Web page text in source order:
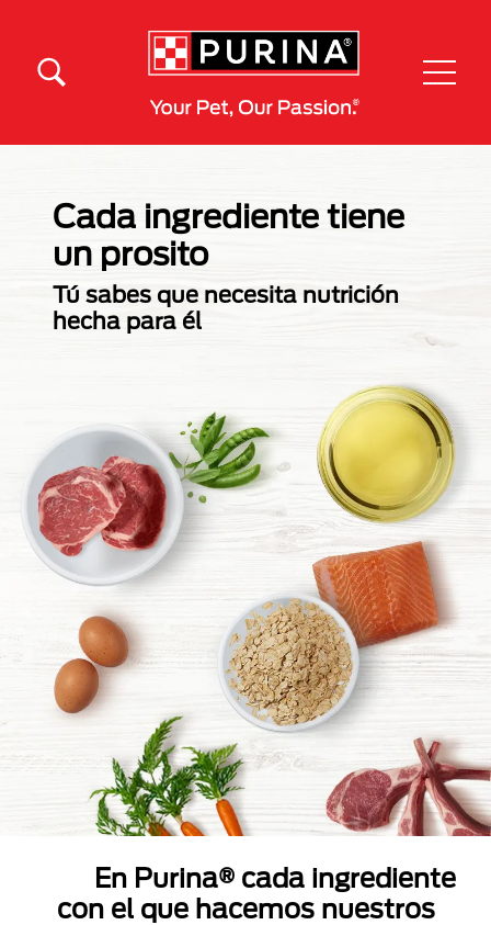
Cada ingrediente tiene
un prosito
Tú sabes que necesita nutrición
hecha para él
En Purina® cada ingrediente
con el que hacemos nuestros